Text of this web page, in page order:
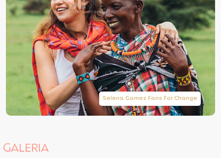
Selena Gomez Fans For Change
GALERIA